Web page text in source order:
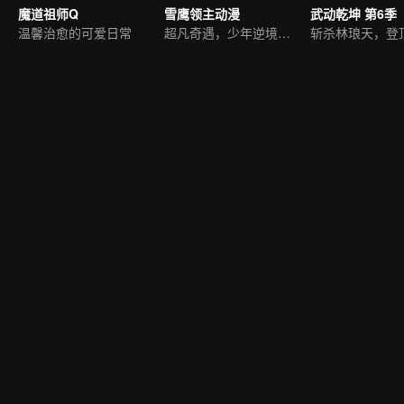
魔道祖师Q
温馨治愈的可爱日常
雪鹰领主动漫
超凡奇遇，少年逆境重生
武动乾坤 第6季
斩杀林琅天，登